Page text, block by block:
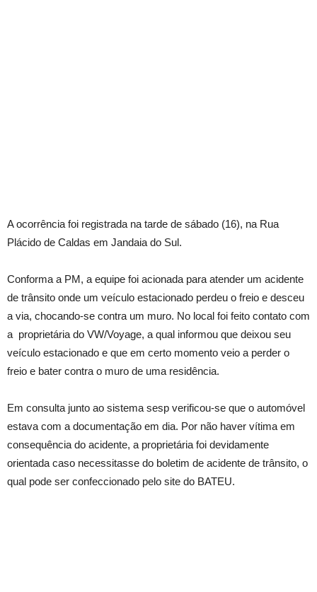
A ocorrência foi registrada na tarde de sábado (16), na Rua
Plácido de Caldas em Jandaia do Sul.
Conforma a PM, a equipe foi acionada para atender um acidente
de trânsito onde um veículo estacionado perdeu o freio e desceu
a via, chocando-se contra um muro. No local foi feito contato com
a proprietária do VW/Voyage, a qual informou que deixou seu
veículo estacionado e que em certo momento veio a perder o
freio e bater contra o muro de uma residência.
Em consulta junto ao sistema sesp verificou-se que o automóvel
estava com a documentação em dia. Por não haver vítima em
consequência do acidente, a proprietária foi devidamente
orientada caso necessitasse do boletim de acidente de trânsito, o
qual pode ser confeccionado pelo site do BATEU.